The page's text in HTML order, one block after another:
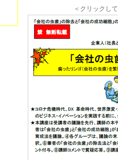
＜クリックし